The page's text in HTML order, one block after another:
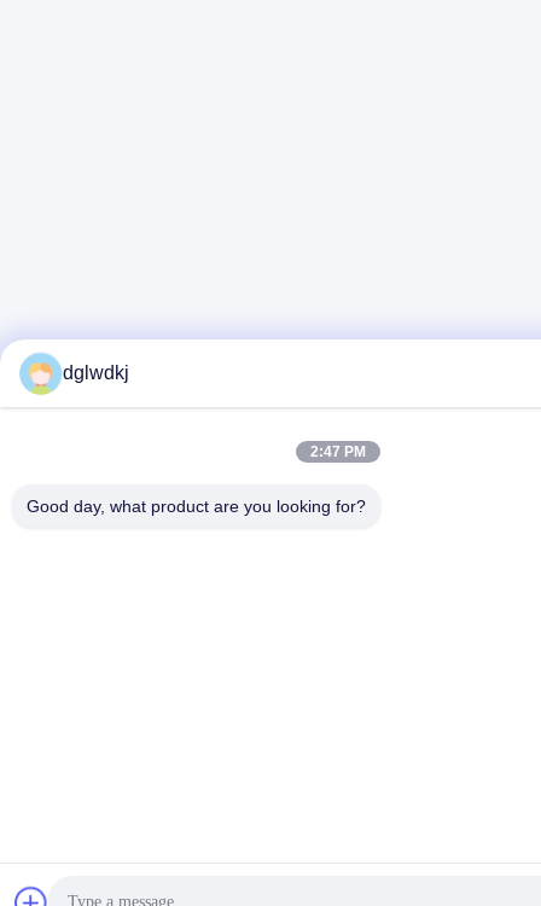
dglwdkj
2:47 PM
Good day, what product are you looking for?